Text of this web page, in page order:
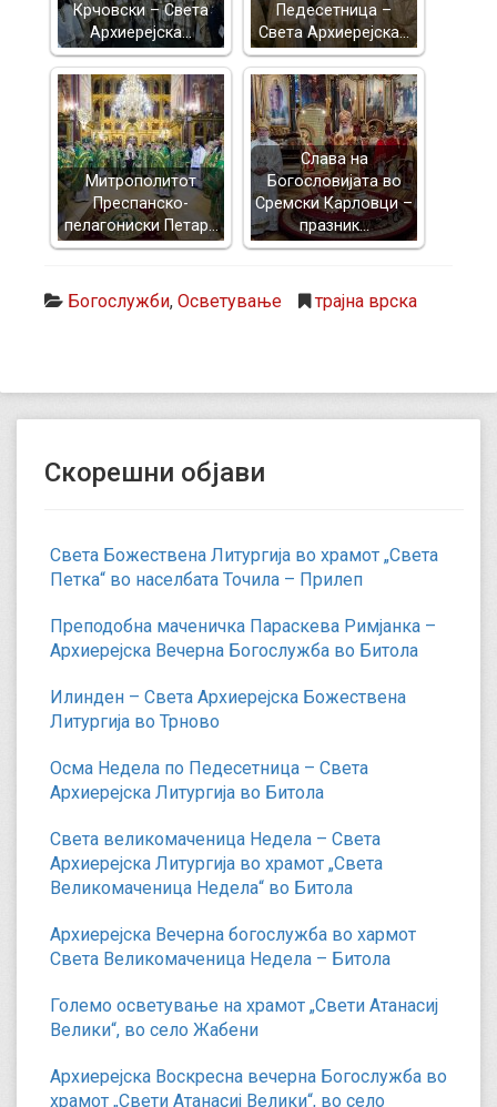
Крчовски – Света
Архиерејска…
Педесетница –
Света Архиерејска…
Митрополитот
Преспанско-
пелагониски Петар…
Слава на
Богословијата во
Сремски Карловци –
празник…
Богослужби, Осветување трајна врска
Скорешни објави
Света Божествена Литургија во храмот „Света
Петка“ во населбата Точила – Прилеп
Преподобна маченичка Параскева Римјанка –
Архиерејска Вечерна Богослужба во Битола
Илинден – Света Архиерејска Божествена
Литургија во Трново
Осма Недела по Педесетница – Света
Архиерејска Литургија во Битола
Света великомаченица Недела – Света
Архиерејска Литургија во храмот „Света
Великомаченица Недела“ во Битола
Архиерејска Вечерна богослужба во хармот
Света Великомаченица Недела – Битола
Големо осветување на храмот „Свети Атанасиј
Велики“, во село Жабени
Архиерејска Воскресна вечерна Богослужба во
храмот „Свети Атанасиј Велики“, во село